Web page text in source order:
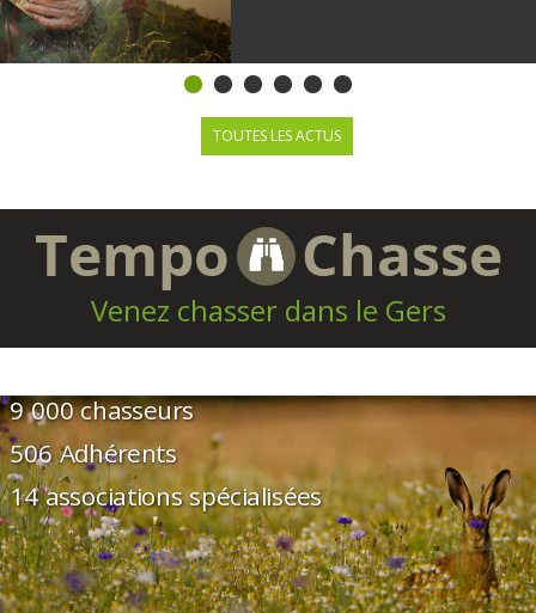
TOUTES LES ACTUS
Venez chasser dans le Gers
9 000 chasseurs
506 Adhérents
14 associations spécialisées